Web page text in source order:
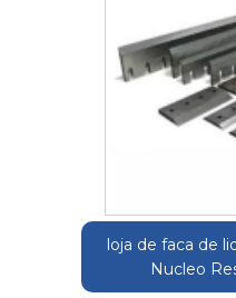
loja de faca de
Nucleo